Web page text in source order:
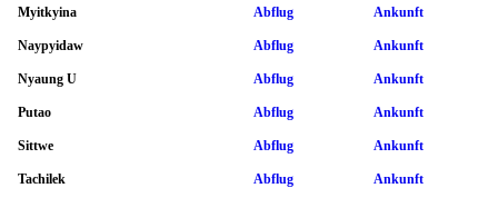
Myitkyina Abflug Ankunft
Naypyidaw Abflug Ankunft
Nyaung U Abflug Ankunft
Putao Abflug Ankunft
Sittwe Abflug Ankunft
Tachilek Abflug Ankunft